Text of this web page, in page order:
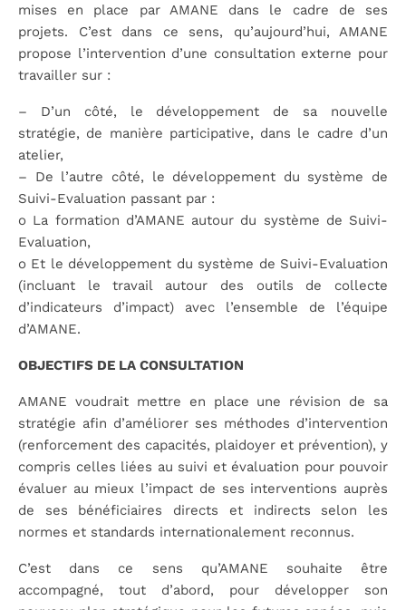
mises en place par AMANE dans le cadre de ses
projets. C’est dans ce sens, qu’aujourd’hui, AMANE
propose l’intervention d’une consultation externe pour
travailler sur :
– D’un côté, le développement de sa nouvelle
stratégie, de manière participative, dans le cadre d’un
atelier,
– De l’autre côté, le développement du système de
Suivi-Evaluation passant par :
o La formation d’AMANE autour du système de Suivi-
Evaluation,
o Et le développement du système de Suivi-Evaluation
(incluant le travail autour des outils de collecte
d’indicateurs d’impact) avec l’ensemble de l’équipe
d’AMANE.
OBJECTIFS DE LA CONSULTATION
AMANE voudrait mettre en place une révision de sa
stratégie afin d’améliorer ses méthodes d’intervention
(renforcement des capacités, plaidoyer et prévention), y
compris celles liées au suivi et évaluation pour pouvoir
évaluer au mieux l’impact de ses interventions auprès
de ses bénéficiaires directs et indirects selon les
normes et standards internationalement reconnus.
C’est dans ce sens qu’AMANE souhaite être
accompagné, tout d’abord, pour développer son